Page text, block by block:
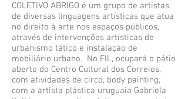
COLETIVO ABRIGO é um grupo de artistas
de diversas linguagens artísticas que atua
no direito à arte nos espaços públicos,
através de intervenções artísticas de
urbanismo tático e instalação de
mobiliário urbano. No FIL, ocupará o pátio
aberto do Centro Cultural dos Correios,
com atividades de circo, body painting,
com a artista plástica uruguaia Gabriela